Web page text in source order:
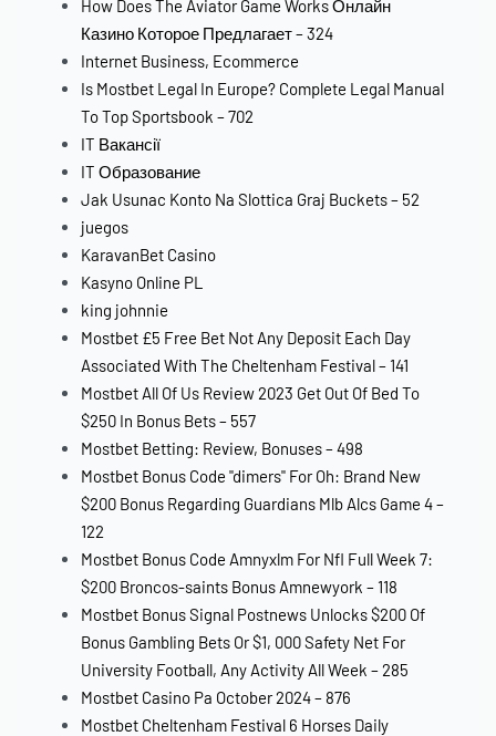
How Does The Aviator Game Works Онлайн
Казино Которое Предлагает – 324
Internet Business, Ecommerce
Is Mostbet Legal In Europe? Complete Legal Manual
To Top Sportsbook – 702
IT Вакансії
IT Образование
Jak Usunac Konto Na Slottica Graj Buckets – 52
juegos
KaravanBet Casino
Kasyno Online PL
king johnnie
Mostbet £5 Free Bet Not Any Deposit Each Day
Associated With The Cheltenham Festival – 141
Mostbet All Of Us Review 2023 Get Out Of Bed To
$250 In Bonus Bets – 557
Mostbet Betting: Review, Bonuses – 498
Mostbet Bonus Code "dimers" For Oh: Brand New
$200 Bonus Regarding Guardians Mlb Alcs Game 4 –
122
Mostbet Bonus Code Amnyxlm For Nfl Full Week 7:
$200 Broncos-saints Bonus Amnewyork – 118
Mostbet Bonus Signal Postnews Unlocks $200 Of
Bonus Gambling Bets Or $1, 000 Safety Net For
University Football, Any Activity All Week – 285
Mostbet Casino Pa October 2024 – 876
Mostbet Cheltenham Festival 6 Horses Daily